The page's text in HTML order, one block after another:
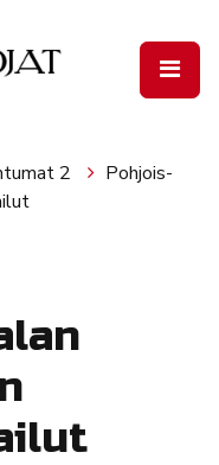
2
Pohjois-